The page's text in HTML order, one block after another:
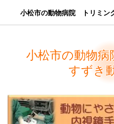
小松市の動物病院 トリミン
小松市の動物
すずき